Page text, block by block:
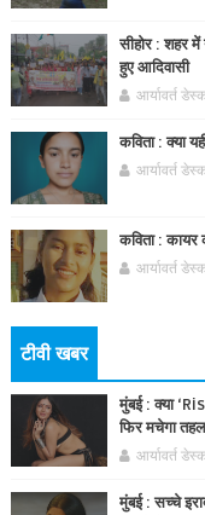
सीहोर : शहर
हुए आदिवासी
आर्यावर्त
कविता : क्या
आर्यावर्त
कविता : कायर
आर्यावर्त
टीवी खबर
मुंबई : क्या
फिर मचेगा
आर्यावर्त
मुंबई : सच्चे